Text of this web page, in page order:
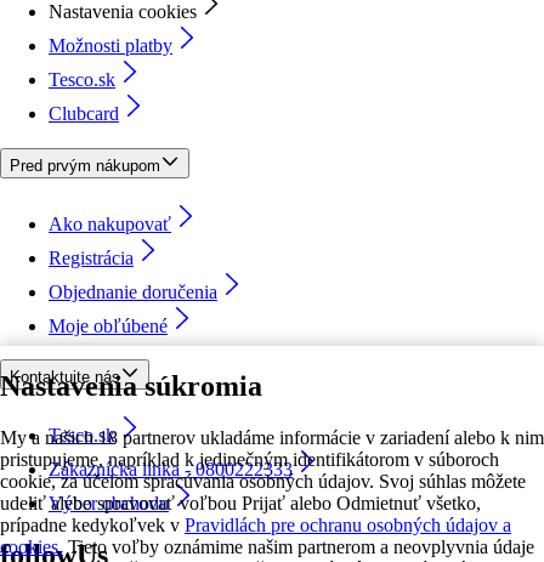
Nastavenia súkromia
My a našich 18 partnerov ukladáme informácie v zariadení alebo k nim
pristupujeme, napríklad k jedinečným identifikátorom v súboroch
cookie, za účelom spracúvania osobných údajov. Svoj súhlas môžete
udeliť alebo spravovať voľbou Prijať alebo Odmietnuť všetko,
prípadne kedykoľvek v Pravidlách pre ochranu osobných údajov a
cookies. Tieto voľby oznámime našim partnerom a neovplyvnia údaje
Nastavenia cookies
Možnosti platby
Tesco.sk
Clubcard
Pred prvým nákupom
Ako nakupovať
Registrácia
Objednanie doručenia
Moje obľúbené
Kontaktujte nás
Tesco.sk
Zákaznícka linka - 0800222333
Výber obchodu
followUs